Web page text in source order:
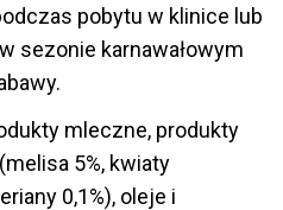
pobytu w klinice lub
sezonie karnawałowym
mleczne, produkty
5%, kwiaty
0,1%), oleje i